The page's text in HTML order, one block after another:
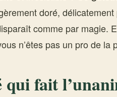
doré,
comme par magie.
n’êtes pas un pro de la
qui fait